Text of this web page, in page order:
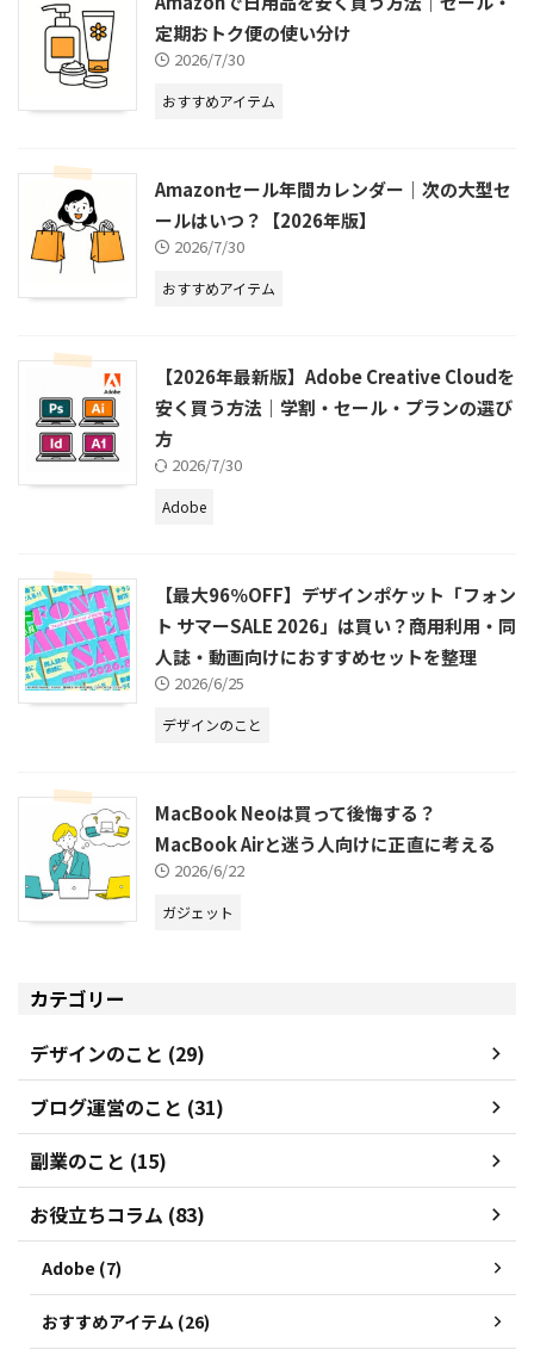
定期おトク便の使い分け
2026/7/30
おすすめアイテム
Amazonセール年間カレンダー｜次の大型セ
ールはいつ？【2026年版】
2026/7/30
おすすめアイテム
【2026年最新版】Adobe Creative Cloudを
安く買う方法｜学割・セール・プランの選び
方
2026/7/30
Adobe
【最大96％OFF】デザインポケット「フォン
ト サマーSALE 2026」は買い？商用利用・同
人誌・動画向けにおすすめセットを整理
2026/6/25
デザインのこと
MacBook Neoは買って後悔する？
MacBook Airと迷う人向けに正直に考える
2026/6/22
ガジェット
カテゴリー
デザインのこと (29)
ブログ運営のこと (31)
副業のこと (15)
お役立ちコラム (83)
Adobe (7)
おすすめアイテム (26)